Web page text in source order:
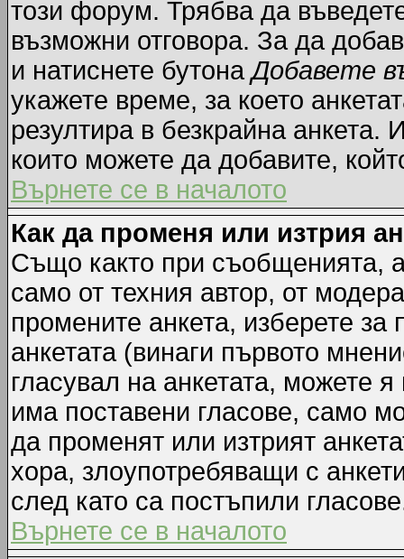
този форум. Трябва да
възможни отговора. За да
и натиснете бутонаДобавете
укажете време, за което
резултира в безкрайна
които можете да добавите,
Върнете се в началото
Как да променя или изтрия
Също както при съобщенията,
само от техния автор, от
промените анкета, изберете
анкетата (винаги първото
гласувал на анкетата, можете
има поставени гласове, само
да променят или изтрият
хора, злоупотребяващи с
след като са постъпили
Върнете се в началото